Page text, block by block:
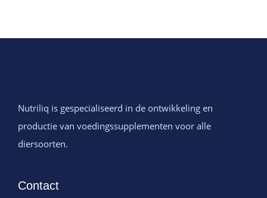
Nutriliq is gespecialiseerd in de ontwikkeling en
productie van voedingssupplementen voor alle
diersoorten.
Contact